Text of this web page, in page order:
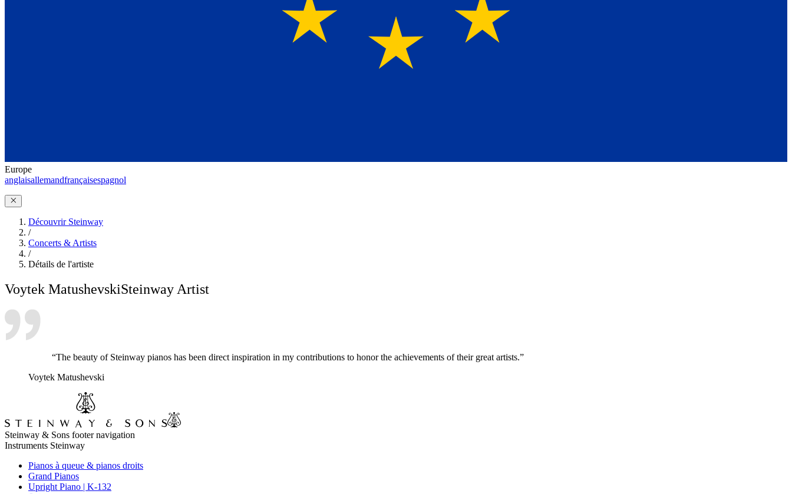
Europe
anglaisallemandfrançaisespagnol
Découvrir Steinway
/
Concerts & Artists
/
Détails de l'artiste
Voytek MatushevskiSteinway Artist
“The beauty of Steinway pianos has been direct inspiration in my contributions to honor the achievements of their great artists.”
Voytek Matushevski
Steinway & Sons footer navigation
Instruments Steinway
Pianos à queue & pianos droits
Grand Pianos
Upright Piano | K-132